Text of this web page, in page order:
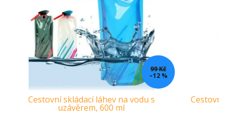
99 Kč
–12 %
Cestovní skládací láhev na vodu s
uzávěrem, 600 ml
Cestovní